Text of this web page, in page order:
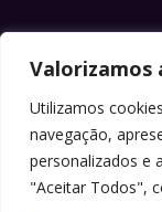
Valorizamos
Utilizamos
navegação,
personalizados e
"Aceitar Todos",
Sugestões ou
Política de